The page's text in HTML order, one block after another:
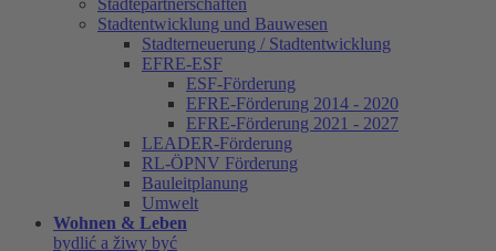
Städtepartnerschaften
Stadtentwicklung und Bauwesen
Stadterneuerung / Stadtentwicklung
EFRE-ESF
ESF-Förderung
EFRE-Förderung 2014 - 2020
EFRE-Förderung 2021 - 2027
LEADER-Förderung
RL-ÖPNV Förderung
Bauleitplanung
Umwelt
Wohnen & Leben
bydlić a žiwy być